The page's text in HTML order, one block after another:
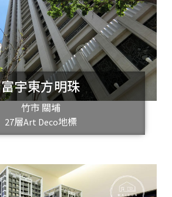
富宇東方明珠
竹市 關埔
27層Art Deco地標